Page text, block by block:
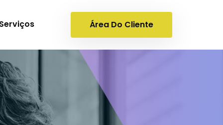
Área Do Cliente